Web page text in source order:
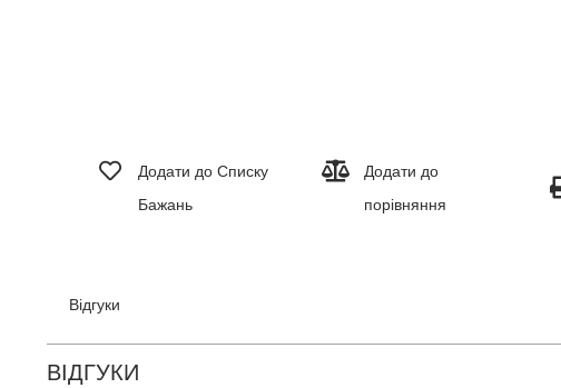
Додати до Списку
Бажань
Додати до
порівняння
Відгуки
ВІДГУКИ